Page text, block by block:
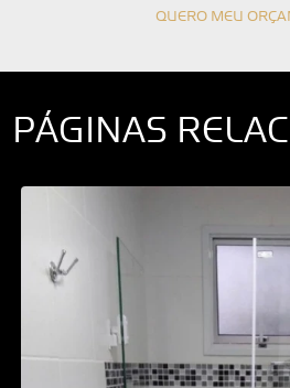
QUERO MEU
PÁGINAS